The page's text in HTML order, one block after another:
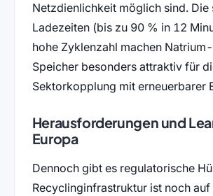
Netzdienlichkeit möglich sind. Die
Ladezeiten (bis zu 90 % in 12
hohe Zyklenzahl machen
Speicher besonders attraktiv für
Sektorkopplung mit erneuerbarer
Herausforderungen und
Europa
Dennoch gibt es regulatorische
Recyclinginfrastruktur ist noch